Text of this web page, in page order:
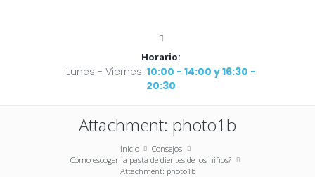
Horario:
Lunes - Viernes: 10:00 - 14:00 y 16:30 -
20:30
Attachment: photo1b
Inicio
Consejos
Cómo escoger la pasta de dientes de los niños?
Attachment: photo1b